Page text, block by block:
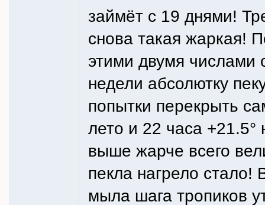
займёт с 19 днями!
снова такая жаркая!
этими двумя числами
недели абсолютку
попытки перекрыть
лето и 22 часа
выше жарче всего
пекла нагрело
мыла шага тропиков